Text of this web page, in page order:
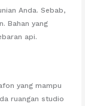
Anda. Sebab,
Bahan yang
api.
yang mampu
ruangan studio